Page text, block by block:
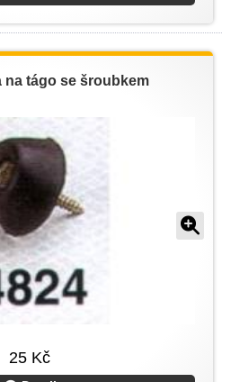
na tágo se šroubkem
25 Kč